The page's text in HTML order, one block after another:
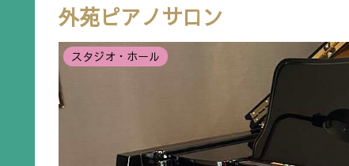
外苑ピアノサロン
スタジオ・ホール